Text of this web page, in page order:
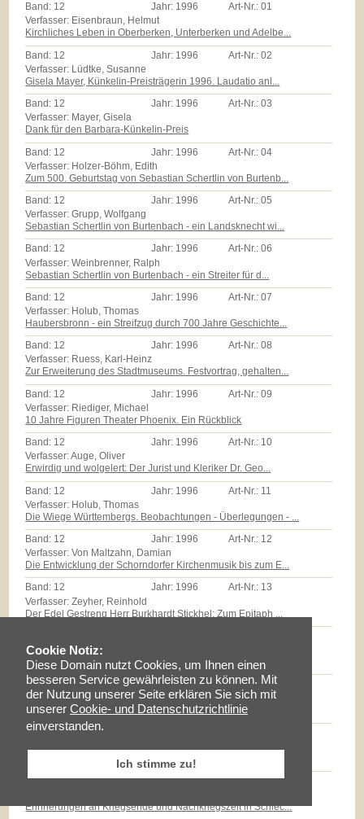
Cookie Notiz:
Diese Domain nutzt Cookies, um Ihnen einen
besseren Service gewährleisten zu können. Mit
der Nutzung unserer Seite erklären Sie sich mit
unserer Cookie- und Datenschutzrichtlinie
einverstanden.
Ich stimme zu!
Band: 12 Jahr: 1996 Art-Nr.:01
Verfasser: Eisenbraun, Helmut
Kirchliches Leben in Oberberken, Unterberken und Adelbe...
Band: 12 Jahr: 1996 Art-Nr.:02
Verfasser: Lüdtke, Susanne
Gisela Mayer, Künkelin-Preisträgerin 1996. Laudatio anl...
Band: 12 Jahr: 1996 Art-Nr.:03
Verfasser: Mayer, Gisela
Dank für den Barbara-Künkelin-Preis
Band: 12 Jahr: 1996 Art-Nr.:04
Verfasser: Holzer-Böhm, Edith
Zum 500. Geburtstag von Sebastian Schertlin von Burtenb...
Band: 12 Jahr: 1996 Art-Nr.:05
Verfasser: Grupp, Wolfgang
Sebastian Schertlin von Burtenbach - ein Landsknecht wi...
Band: 12 Jahr: 1996 Art-Nr.:06
Verfasser: Weinbrenner, Ralph
Sebastian Schertlin von Burtenbach - ein Streiter für d...
Band: 12 Jahr: 1996 Art-Nr.:07
Verfasser: Holub, Thomas
Haubersbronn - ein Streifzug durch 700 Jahre Geschichte...
Band: 12 Jahr: 1996 Art-Nr.:08
Verfasser: Ruess, Karl-Heinz
Zur Erweiterung des Stadtmuseums. Festvortrag, gehalten...
Band: 12 Jahr: 1996 Art-Nr.:09
Verfasser: Riediger, Michael
10 Jahre Figuren Theater Phoenix. Ein Rückblick
Band: 12 Jahr: 1996 Art-Nr.: 10
Verfasser: Auge, Oliver
Erwirdig und wolgelert: Der Jurist und Kleriker Dr. Geo...
Band: 12 Jahr: 1996 Art-Nr.: 11
Verfasser: Holub, Thomas
Die Wiege Württembergs. Beobachtungen - Überlegungen - ...
Band: 12 Jahr: 1996 Art-Nr.: 12
Verfasser: Von Maltzahn, Damian
Die Entwicklung der Schorndorfer Kirchenmusik bis zum E...
Band: 12 Jahr: 1996 Art-Nr.: 13
Verfasser: Zeyher, Reinhold
Der Edel Gestreng Herr Burkhardt Stickhel: Zum Epitaph ...
Verfasser: Zollmann, Günther
Massenarmut und landwirtschaftliche Reformen auf dem Sc...
Band:12 Jahr:1996 Art-Nr.: 15
Verfasser: Milz, Thomas
Götz E.Hübner - ein experimenteller Geschichtspraktiker...
Band:12
Band:12 Jahr:1996 Art-Nr.:17
Erinnerungen an Kriegsende und Nachkriegszeit in Schlec...